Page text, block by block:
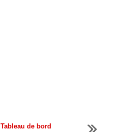
Tableau de bord